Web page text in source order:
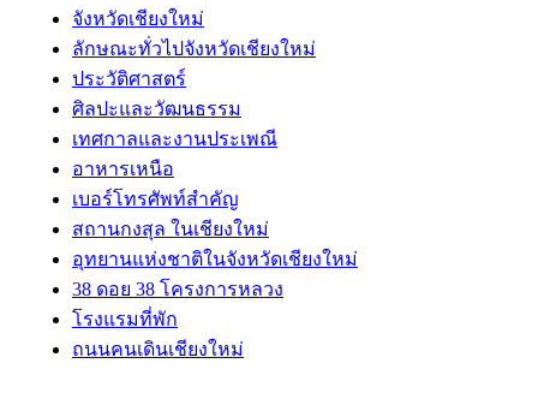
จังหวัดเชียงใหม่
ลักษณะทั่วไปจังหวัดเชียงใหม่
ประวัติศาสตร์
ศิลปะและวัฒนธรรม
เทศกาลและงานประเพณี
อาหารเหนือ
เบอร์โทรศัพท์สำคัญ
สถานกงสุล ในเชียงใหม่
อุทยานแห่งชาติในจังหวัดเชียงใหม่
38 ดอย 38 โครงการหลวง
โรงแรมที่พัก
ถนนคนเดินเชียงใหม่